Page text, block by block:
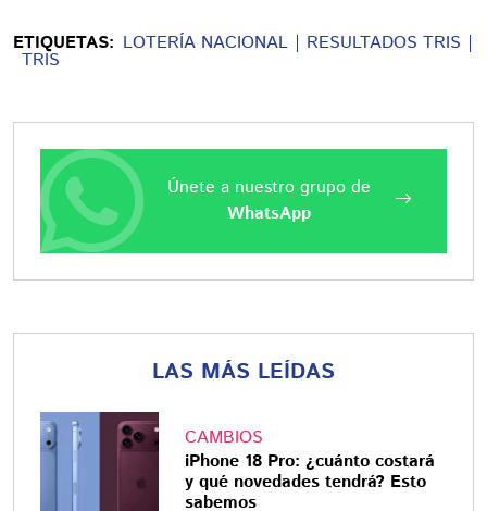
ETIQUETAS: LOTERÍA NACIONAL RESULTADOS TRIS
TRIS
Únete a nuestro grupo de
WhatsApp
LAS MÁS LEÍDAS
CAMBIOS
iPhone 18 Pro: ¿cuánto costará
y qué novedades tendrá? Esto
sabemos